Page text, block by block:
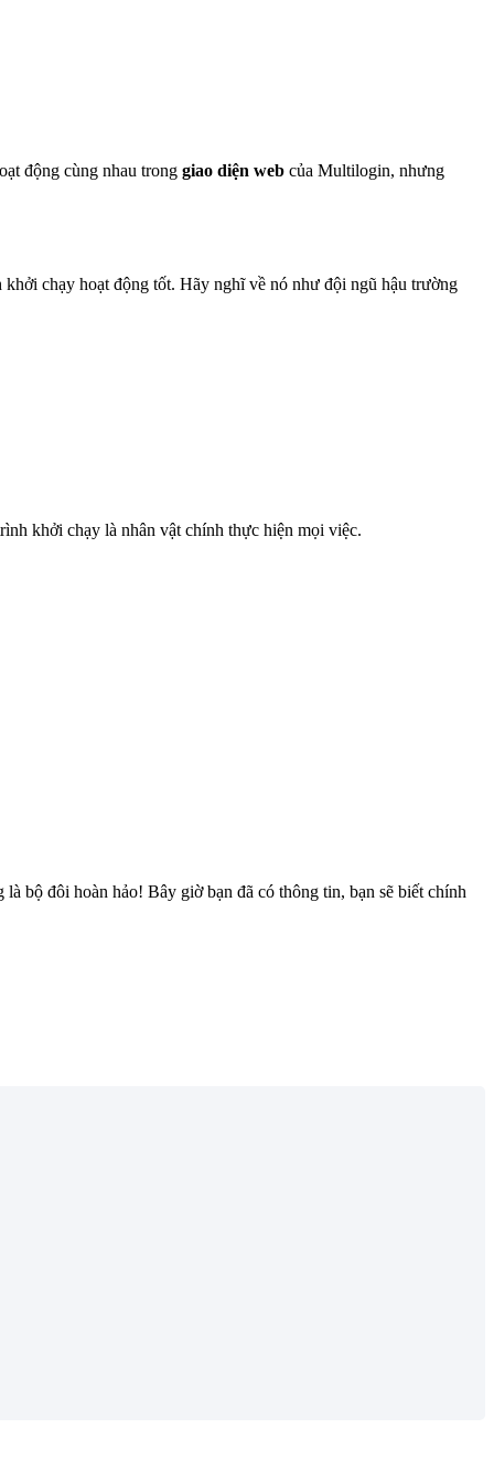
động cùng nhau trong giao diện web của Multilogin, nhưng
chạy hoạt động tốt. Hãy nghĩ về nó như đội ngũ hậu trường
khởi chạy là nhân vật chính thực hiện mọi việc.
bộ đôi hoàn hảo! Bây giờ bạn đã có thông tin, bạn sẽ biết chính